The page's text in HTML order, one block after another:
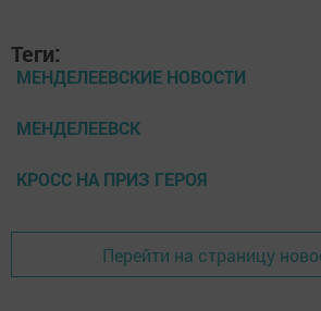
Теги:
МЕНДЕЛЕЕВСКИЕ НОВОСТИ
МЕНДЕЛЕЕВСК
КРОСС НА ПРИЗ ГЕРОЯ
Перейти на страницу